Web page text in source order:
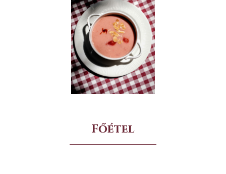
Főétel